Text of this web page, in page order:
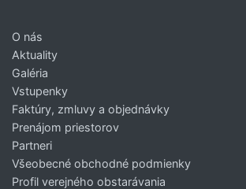
O nás
Aktuality
Galéria
Vstupenky
Faktúry, zmluvy a objednávky
Prenájom priestorov
Partneri
Všeobecné obchodné podmienky
Profil verejného obstarávania